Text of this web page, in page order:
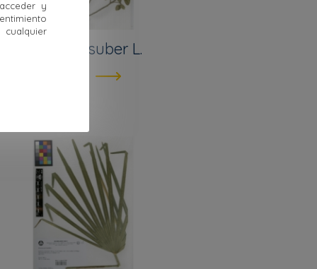
Quercus suber L.
y